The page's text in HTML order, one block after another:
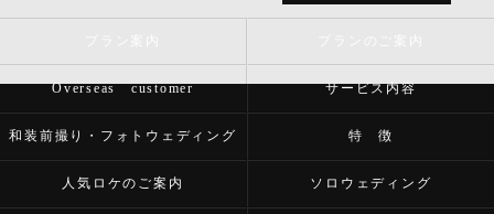
Overseas customer サービス内容
和装前撮り・フォトウェディング 特 徴
人気ロケのご案内 ソロウェディング